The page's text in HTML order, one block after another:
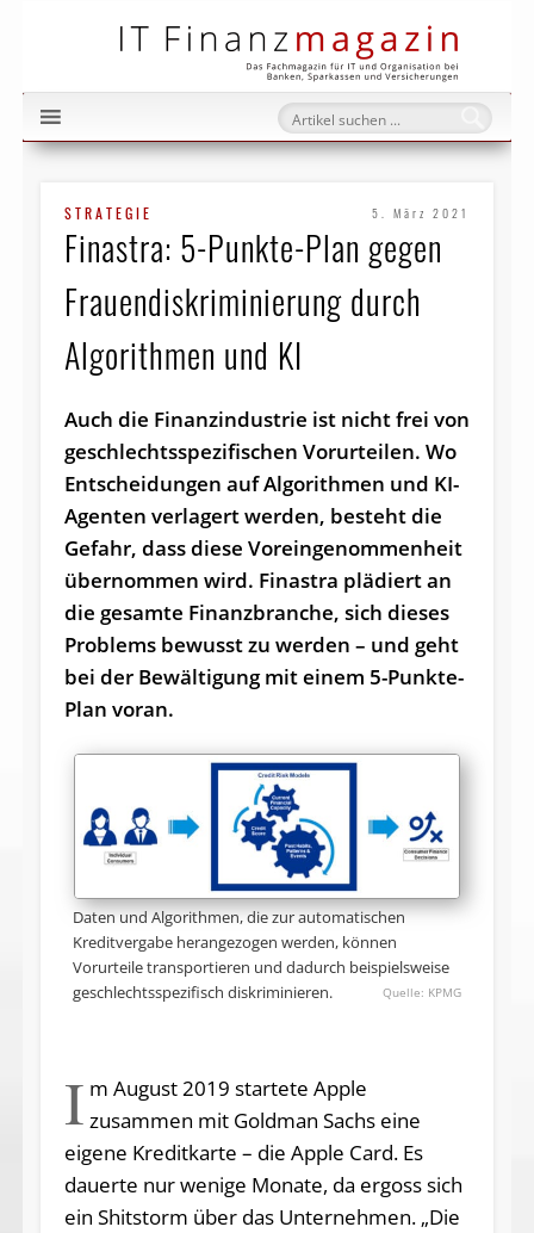
STRATEGIE 5. März 2021
Finastra: 5-Punkte-Plan gegen
Frauendiskriminierung durch
Algorithmen und KI
Auch die Finanzindustrie ist nicht frei von
geschlechtsspezifischen Vorurteilen. Wo
Entscheidungen auf Algorithmen und KI-
Agenten verlagert werden, besteht die
Gefahr, dass diese Voreingenommenheit
übernommen wird. Finastra plädiert an
die gesamte Finanzbranche, sich dieses
Problems bewusst zu werden – und geht
bei der Bewältigung mit einem 5-Punkte-
Plan voran.
Daten und Algorithmen, die zur automatischen
Kreditvergabe herangezogen werden, können
Vorurteile transportieren und dadurch beispielsweise
geschlechtsspezifisch diskriminieren.
KPMG
I m August 2019 startete Apple
zusammen mit Goldman Sachs eine
eigene Kreditkarte – die Apple Card. Es
dauerte nur wenige Monate, da ergoss sich
ein Shitstorm über das Unternehmen. „Die